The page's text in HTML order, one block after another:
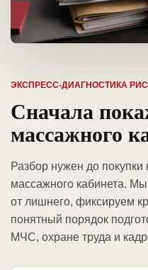
ЭКСПРЕСС-ДИАГНОСТИКА
Сначала
массажного
Разбор нужен до покупки
массажного кабинета.
от лишнего, фиксируем
понятный порядок
МЧС, охране труда и